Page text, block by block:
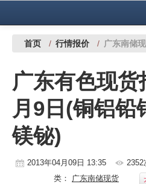
中国有色金属报社主办 广告服务
铜镍铅锌
铝
稀有稀土
有色市场
首页 / 行情报价 / 广东南储
广东有色现
月9日(铜铝铅
镁铋)
2013年04月09日 13:35 2352
类： 广东南储现货